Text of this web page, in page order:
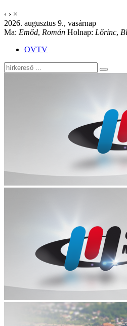
‹ › ×
2026. augusztus 9., vasárnap
Ma: Emőd, Román Holnap: Lőrinc,
OVTV